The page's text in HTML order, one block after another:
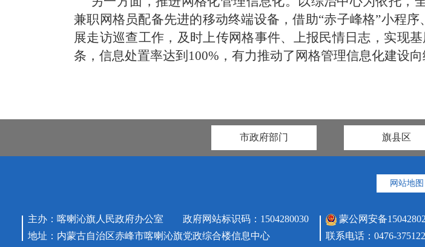
兼职网格员配备先进的移动终端设备，借助“赤子峰格”小程
展走访巡查工作，及时上传网格事件、上报民情日志，实现
条，信息处置率达到100% ， 有力推动了网格管理信息化建设
市政府部门 旗县区
网站地图
主办：喀喇沁旗人民政府办公室 政府网站标识码：1504280030
地址：内蒙古自治区赤峰市喀喇沁旗党政综合楼信息中心
蒙公网安备
联系电话：0476-